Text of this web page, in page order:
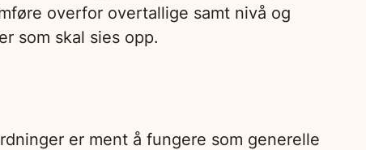
overfor overtallige samt nivå og
som skal sies opp.
er ment å fungere som generelle